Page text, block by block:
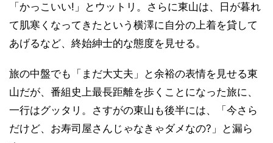
「かっこいい!」とウットリ。さらに東山は、日が暮れ
て肌寒くなってきたという横澤に自分の上着を貸して
あげるなど、終始紳士的な態度を見せる。
旅の中盤でも「まだ大丈夫」と余裕の表情を見せる東
山だが、番組史上最長距離を歩くことになった旅に、
一行はグッタリ。さすがの東山も後半には、「今さら
だけど、お寿司屋さんじゃなきゃダメなの?」と漏ら